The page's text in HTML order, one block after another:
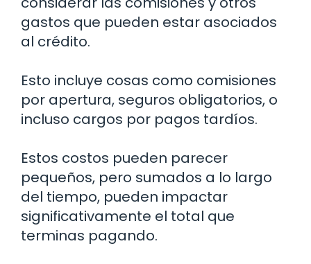
gastos que pueden estar asociados
al crédito.
Esto incluye cosas como comisiones
por apertura, seguros obligatorios, o
incluso cargos por pagos tardíos.
Estos costos pueden parecer
pequeños, pero sumados a lo largo
del tiempo, pueden impactar
significativamente el total que
terminas pagando.